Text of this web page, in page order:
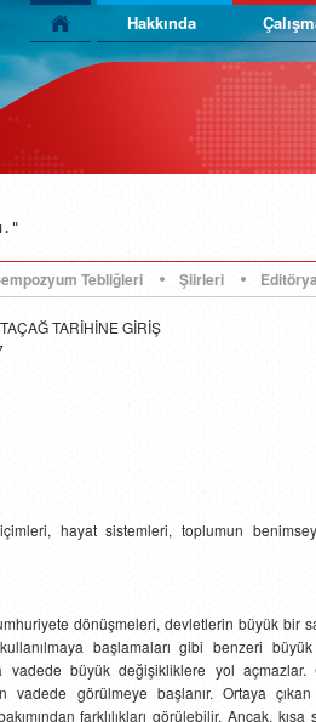
Hakkında
Tebliğleri Şiirleri
TARİHİNE GİRİŞ
hayat sistemleri, toplumun
dönüşmeleri, devletlerin büyük bir
başlamaları gibi benzeri
vadede büyük değişikliklere yol
vadede görülmeye başlanır. Ortaya
farklılıkları görülebilir. Ancak,